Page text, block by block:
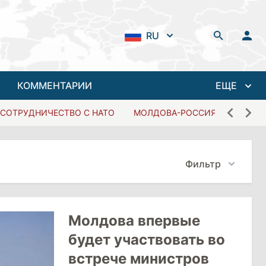
RU
КОММЕНТАРИИ ЕЩЕ
СОТРУДНИЧЕСТВО С НАТО МОЛДОВА-РОССИЯ
Фильтр
Молдова впервые
будет участвовать во
встрече министров